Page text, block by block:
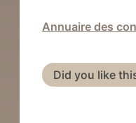
Annuaire des
Did you like